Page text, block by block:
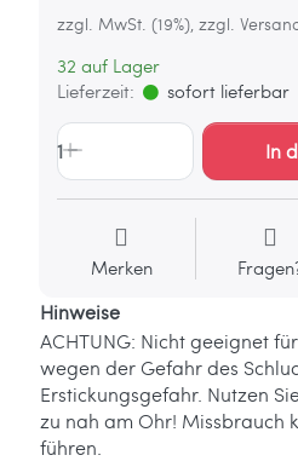
zzgl. MwSt. (19%), zzgl.
32 auf Lager
Lieferzeit:
sofort lieferbar
1 In
Merken
Hinweise
ACHTUNG: Nicht geeignet
wegen der Gefahr des
Erstickungsgefahr. Nutzen
zu nah am Ohr! Missbrauch
führen.